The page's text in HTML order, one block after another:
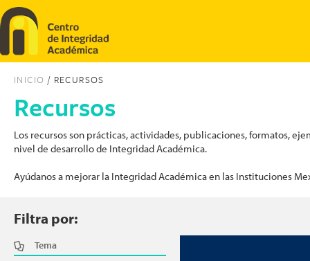
Pasar al contenido principal
INICIO / RECURSOS
Recursos
Los recursos son prácticas, actividades, publicaciones, formatos,
nivel de desarrollo de Integridad Académica.
Ayúdanos a mejorar la Integridad Académica en las Instituciones
Filtra por:
Tema